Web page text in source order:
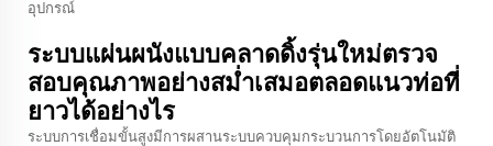
อุปกรณ์
ระบบแผ่นผนังแบบคลาดดิ้งรุ่นใหม่ตรวจ
สอบคุณภาพอย่างสม่ำเสมอตลอดแนวท่อที่
ยาวได้อย่างไร
ระบบการเชื่อมขั้นสูงมีการผสานระบบควบคุมกระบวนการโดยอัตโนมัติ